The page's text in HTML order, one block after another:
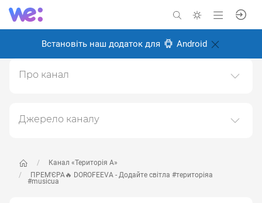
Встановіть наш додаток для Android
Канал «Територія А»
ПРЕМ'ЄРА🔥 DOROFEEVA - Додайте світла #територіяа
#musicua
Про канал
Створено: 18 лютого 2025
Джерело каналу
l/UC6oZi0YxLFCfZfg0wLBDOrw
популяризації та збільшення аудиторії його
підписників.